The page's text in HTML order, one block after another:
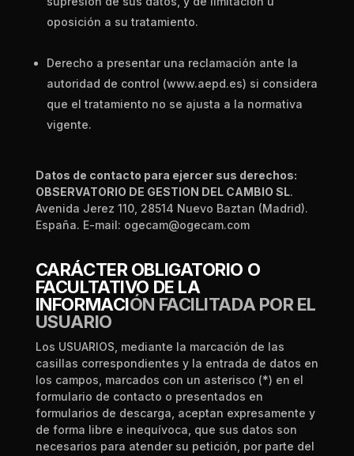
oposición a su tratamiento.
Derecho a presentar una reclamación ante la
autoridad de control (www.aepd.es) si considera
que el tratamiento no se ajusta a la normativa
vigente.
Datos de contacto para ejercer sus derechos:
OBSERVATORIO DE GESTION DEL CAMBIO SL.
Avenida Jerez 110, 28514 Nuevo Baztan (Madrid).
España. E-mail: ogecam@ogecam.com
CARÁCTER OBLIGATORIO O
FACULTATIVO DE LA
INFORMACIÓN FACILITADA POR EL
USUARIO
Los USUARIOS, mediante la marcación de las
casillas correspondientes y la entrada de datos en
los campos, marcados con un asterisco (*) en el
formulario de contacto o presentados en
formularios de descarga, aceptan expresamente y
de forma libre e inequívoca, que sus datos son
necesarios para atender su petición, por parte del